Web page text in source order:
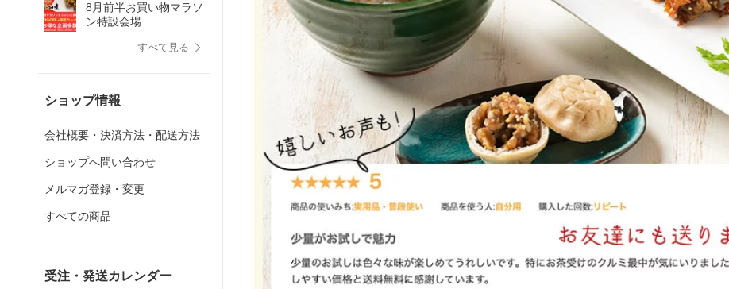
8月前半お買い物マラソ
ン特設会場
すべて見る
ショップ情報
会社概要・決済方法・配送方法
ショップへ問い合わせ
メルマガ登録・変更
すべての商品
受注・発送カレンダー